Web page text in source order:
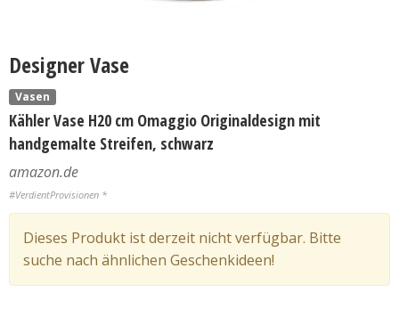
Designer Vase
Vasen
Kähler Vase H20 cm Omaggio Originaldesign mit
handgemalte Streifen, schwarz
amazon.de
#VerdientProvisionen *
Dieses Produkt ist derzeit nicht verfügbar. Bitte
suche nach ähnlichen Geschenkideen!